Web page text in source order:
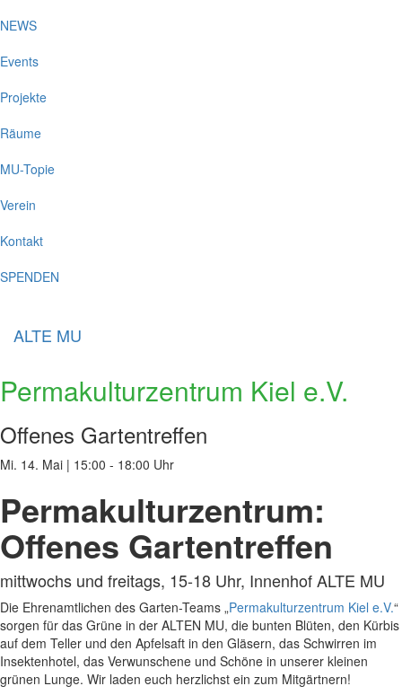
NEWS
Events
Projekte
Räume
MU-Topie
Verein
Kontakt
SPENDEN
ALTE MU
Permakulturzentrum Kiel e.V.
Offenes Gartentreffen
Mi. 14. Mai | 15:00 - 18:00 Uhr
Permakulturzentrum:
Offenes Gartentreffen
mittwochs und freitags, 15-18 Uhr, Innenhof ALTE MU
Die Ehrenamtlichen des Garten-Teams „Permakulturzentrum Kiel e.V.“
sorgen für das Grüne in der ALTEN MU, die bunten Blüten, den Kürbis
auf dem Teller und den Apfelsaft in den Gläsern, das Schwirren im
Insektenhotel, das Verwunschene und Schöne in unserer kleinen
grünen Lunge. Wir laden euch herzlichst ein zum Mitgärtnern!